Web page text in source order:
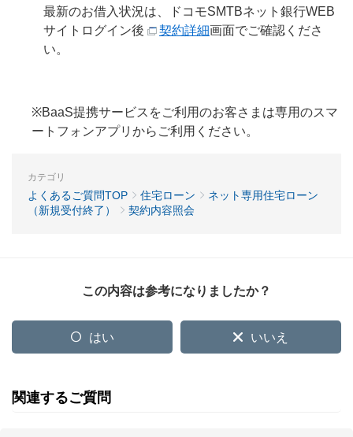
最新のお借入状況は、ドコモSMTBネット銀行WEB
サイトログイン後
契約詳細画面でご確認くださ
い。
※BaaS提携サービスをご利用のお客さまは専用のスマ
ートフォンアプリからご利用ください。
カテゴリ
よくあるご質問TOP 住宅ローン
ネット専用住宅ローン
（新規受付終了）
契約内容照会
この内容は参考になりましたか？
はい いいえ
関連するご質問